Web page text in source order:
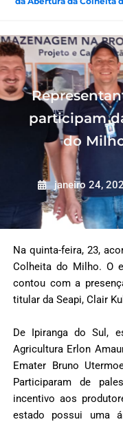
participam
do
janeiro 24,
Na quinta-feira, 23,
Colheita do Milho. O
contou com a
titular da Seapi, Clair
De Ipiranga do Sul,
Agricultura Erlon
Emater Bruno
Participaram de
incentivo aos
estado possui uma